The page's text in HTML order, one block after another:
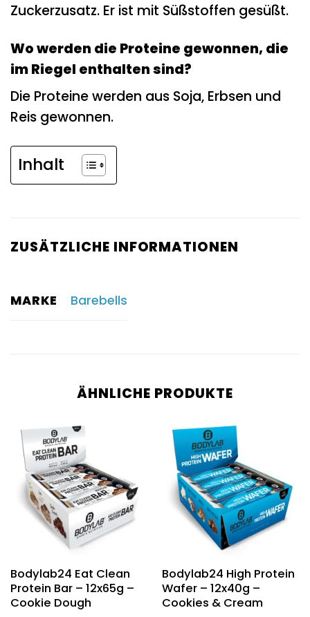
Zuckerzusatz. Er ist mit Süßstoffen gesüßt.
Wo werden die Proteine gewonnen, die
im Riegel enthalten sind?
Die Proteine werden aus Soja, Erbsen und
Reis gewonnen.
Inhalt
ZUSÄTZLICHE INFORMATIONEN
MARKE Barebells
ÄHNLICHE PRODUKTE
Bodylab24 Eat Clean
Protein Bar – 12x65g –
Cookie Dough
Bodylab24 High Protein
Wafer – 12x40g –
Cookies & Cream